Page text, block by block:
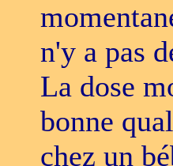
n'y a pas
La dose
bonne
chez un